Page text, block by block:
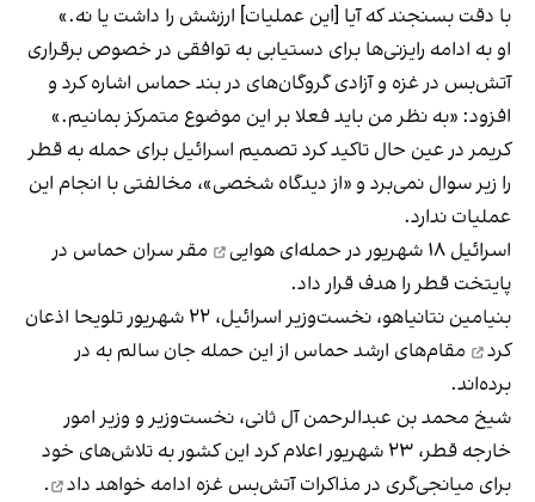
با دقت بسنجند که آیا [این عملیات] ارزشش را داشت یا نه.»
او به ادامه رایزنی‌ها برای دستیابی به توافقی در خصوص برقراری
آتش‌بس در غزه و آزادی گروگان‌های در بند حماس اشاره کرد و
افزود: «به نظر من باید فعلا بر این موضوع متمرکز بمانیم.»
کریمر در عین حال تاکید کرد تصمیم اسرائیل برای حمله به قطر
را زیر سوال نمی‌برد و «از دیدگاه شخصی»، مخالفتی با انجام این
عملیات ندارد.
اسرائیل ۱۸ شهریور در
حمله‌ای هوایی
مقر سران حماس در
پایتخت قطر را هدف قرار داد.
بنیامین نتانیاهو، نخست‌وزیر اسرائیل، ۲۲ شهریور تلویحا
اذعان
کرد
مقام‌های ارشد حماس از این حمله جان سالم به در
برده‌اند.
شیخ محمد بن عبدالرحمن آل ثانی، نخست‌وزیر و وزیر امور
خارجه قطر، ۲۳ شهریور اعلام کرد این کشور به تلاش‌های خود
برای میانجی‌گری در مذاکرات آتش‌بس غزه ادامه خواهد داد
.